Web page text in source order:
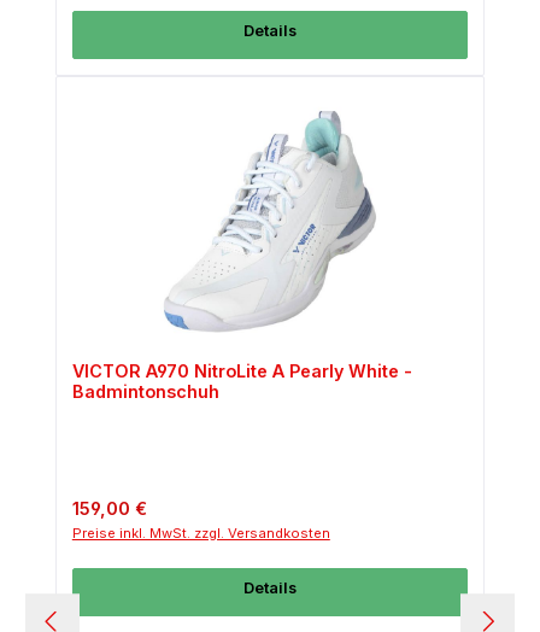
Details
VICTOR A970 NitroLite A Pearly White -
Badmintonschuh
Regulärer Preis:
159,00 €
Preise inkl. MwSt. zzgl. Versandkosten
Details